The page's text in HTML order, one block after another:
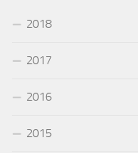
2018
2017
2016
2015